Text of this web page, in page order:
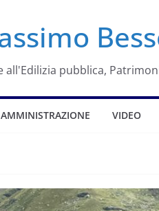
all'Edilizia pubblica,
AMMINISTRAZIONE VIDEO